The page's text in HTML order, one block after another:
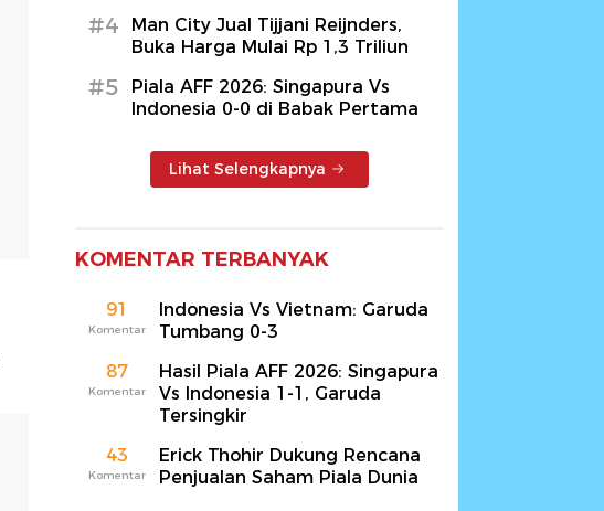
#4
Man City Jual Tijjani Reijnders,
Buka Harga Mulai Rp 1,3 Triliun
#5
Piala AFF 2026: Singapura Vs
Indonesia 0-0 di Babak Pertama
Lihat Selengkapnya
KOMENTAR TERBANYAK
91
Komentar
Indonesia Vs Vietnam: Garuda
Tumbang 0-3
87
Komentar
Hasil Piala AFF 2026: Singapura
Vs Indonesia 1-1, Garuda
Tersingkir
43
Komentar
Erick Thohir Dukung Rencana
Penjualan Saham Piala Dunia